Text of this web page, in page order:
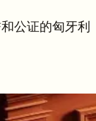
公证的匈牙利